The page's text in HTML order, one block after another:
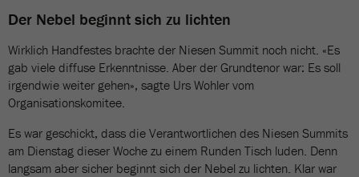
Der Nebel beginnt sich zu lichten
Wirklich Handfestes brachte der Niesen Summit noch nicht. «Es
gab viele diffuse Erkenntnisse. Aber der Grundtenor war: Es soll
irgendwie weiter gehen», sagte Urs Wohler vom
Organisationskomitee.
Es war geschickt, dass die Verantwortlichen des Niesen Summits
am Dienstag dieser Woche zu einem Runden Tisch luden. Denn
langsam aber sicher beginnt sich der Nebel zu lichten. Klar war